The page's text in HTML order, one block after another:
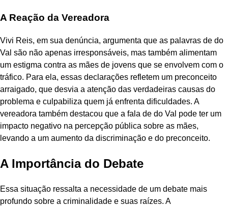
A Reação da Vereadora
Vivi Reis, em sua denúncia, argumenta que as palavras de do
Val são não apenas irresponsáveis, mas também alimentam
um estigma contra as mães de jovens que se envolvem com o
tráfico. Para ela, essas declarações refletem um preconceito
arraigado, que desvia a atenção das verdadeiras causas do
problema e culpabiliza quem já enfrenta dificuldades. A
vereadora também destacou que a fala de do Val pode ter um
impacto negativo na percepção pública sobre as mães,
levando a um aumento da discriminação e do preconceito.
A Importância do Debate
Essa situação ressalta a necessidade de um debate mais
profundo sobre a criminalidade e suas raízes. A